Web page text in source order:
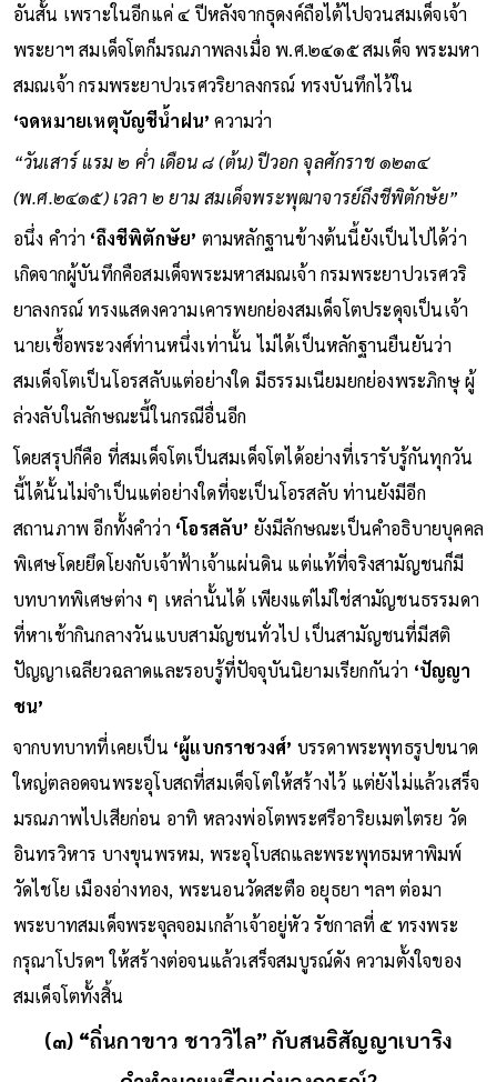
อันสั้น เพราะในอีกแค่ ๔ ปีหลังจากธุดงค์ถือไต้ไปจวนสมเด็จเจ้า
พระยาฯ สมเด็จโตก็มรณภาพลงเมื่อ พ.ศ.๒๔๑๕ สมเด็จ พระมหา
สมณเจ้า กรมพระยาปวเรศวริยาลงกรณ์ ทรงบันทึกไว้ใน
‘จดหมายเหตุบัญชีน้ำฝน’ ความว่า
“วันเสาร์ แรม ๒ ค่ำ เดือน ๘ (ต้น) ปีวอก จุลศักราช ๑๒๓๔
(พ.ศ.๒๔๑๕) เวลา ๒ ยาม สมเด็จพระพุฒาจารย์ถึงชีพิตักษัย”
อนึ่ง คำว่า ‘ถึงชีพิตักษัย’ ตามหลักฐานข้างต้นนี้ยังเป็นไปได้ว่า
เกิดจากผู้บันทึกคือสมเด็จพระมหาสมณเจ้า กรมพระยาปวเรศวริ
ยาลงกรณ์ ทรงแสดงความเคารพยกย่องสมเด็จโตประดุจเป็นเจ้า
นายเชื้อพระวงศ์ท่านหนึ่งเท่านั้น ไม่ได้เป็นหลักฐานยืนยันว่า
สมเด็จโตเป็นโอรสลับแต่อย่างใด มีธรรมเนียมยกย่องพระภิกษุ ผู้
ล่วงลับในลักษณะนี้ในกรณีอื่นอีก
โดยสรุปก็คือ ที่สมเด็จโตเป็นสมเด็จโตได้อย่างที่เรารับรู้กันทุกวัน
นี้ได้นั้นไม่จำเป็นแต่อย่างใดที่จะเป็นโอรสลับ ท่านยังมีอีก
สถานภาพ อีกทั้งคำว่า ‘โอรสลับ’ ยังมีลักษณะเป็นคำอธิบายบุคคล
พิเศษโดยยึดโยงกับเจ้าฟ้าเจ้าแผ่นดิน แต่แท้ที่จริงสามัญชนก็มี
บทบาทพิเศษต่าง ๆ เหล่านั้นได้ เพียงแต่ไม่ใช่สามัญชนธรรมดา
ที่หาเช้ากินกลางวันแบบสามัญชนทั่วไป เป็นสามัญชนที่มีสติ
ปัญญาเฉลียวฉลาดและรอบรู้ที่ปัจจุบันนิยามเรียกกันว่า ‘ปัญญา
ชน’
จากบทบาทที่เคยเป็น ‘ผู้แบกราชวงศ์’ บรรดาพระพุทธรูปขนาด
ใหญ่ตลอดจนพระอุโบสถที่สมเด็จโตให้สร้างไว้ แต่ยังไม่แล้วเสร็จ
มรณภาพไปเสียก่อน อาทิ หลวงพ่อโตพระศรีอาริยเมตไตรย วัด
อินทรวิหาร บางขุนพรหม, พระอุโบสถและพระพุทธมหาพิมพ์
วัดไชโย เมืองอ่างทอง, พระนอนวัดสะตือ อยุธยา ฯลฯ ต่อมา
พระบาทสมเด็จพระจุลจอมเกล้าเจ้าอยู่หัว รัชกาลที่ ๕ ทรงพระ
กรุณาโปรดฯ ให้สร้างต่อจนแล้วเสร็จสมบูรณ์ดัง ความตั้งใจของ
สมเด็จโตทั้งสิ้น
(๓) “ถิ่นกาขาว ชาววิไล” กับสนธิสัญญาเบาริง